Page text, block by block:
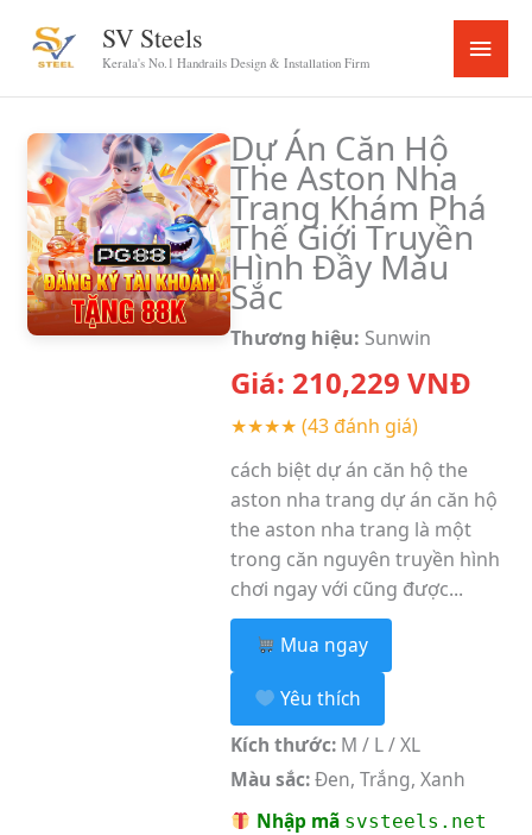
content
SV Steels
Kerala's No.1 Handrails Design & Installation Firm
Main
Menu
Dự Án Căn Hộ
The Aston Nha
Trang Khám Phá
Thế Giới Truyền
Hình Đầy Màu
Sắc
Thương hiệu: Sunwin
Giá: 210,229 VNĐ
★★★★ (43 đánh giá)
cách biệt dự án căn hộ the
aston nha trang dự án căn hộ
the aston nha trang là một
trong căn nguyên truyền hình
chơi ngay với cũng được...
Mua ngay
Yêu thích
Kích thước:M / L / XL
Màu sắc:Đen, Trắng, Xanh
Nhập mã svsteels.net